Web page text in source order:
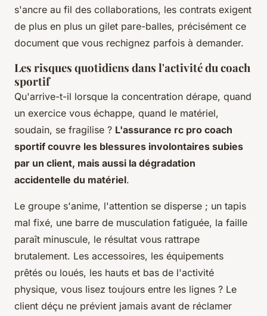
s'ancre au fil des collaborations, les contrats exigent
de plus en plus un gilet pare-balles, précisément ce
document que vous rechignez parfois à demander.
Les risques quotidiens dans l'activité du coach
sportif
Qu'arrive-t-il lorsque la concentration dérape, quand
un exercice vous échappe, quand le matériel,
soudain, se fragilise ? L'assurance rc pro coach
sportif couvre les blessures involontaires subies
par un client, mais aussi la dégradation
accidentelle du matériel.
Le groupe s'anime, l'attention se disperse ; un tapis
mal fixé, une barre de musculation fatiguée, la faille
paraît minuscule, le résultat vous rattrape
brutalement. Les accessoires, les équipements
prêtés ou loués, les hauts et bas de l'activité
physique, vous lisez toujours entre les lignes ? Le
client déçu ne prévient jamais avant de réclamer